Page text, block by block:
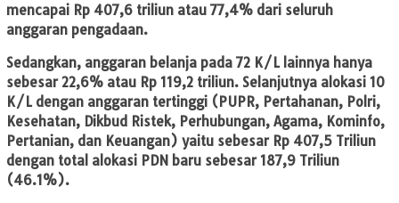
mencapai Rp 407,6 triliun atau 77,4% dari seluruh
anggaran pengadaan.
Sedangkan, anggaran belanja pada 72 K/L lainnya hanya
sebesar 22,6% atau Rp 119,2 triliun. Selanjutnya alokasi 10
K/L dengan anggaran tertinggi (PUPR, Pertahanan, Polri,
Kesehatan, Dikbud Ristek, Perhubungan, Agama, Kominfo,
Pertanian, dan Keuangan) yaitu sebesar Rp 407,5 Triliun
dengan total alokasi PDN baru sebesar 187,9 Triliun
(46.1%).